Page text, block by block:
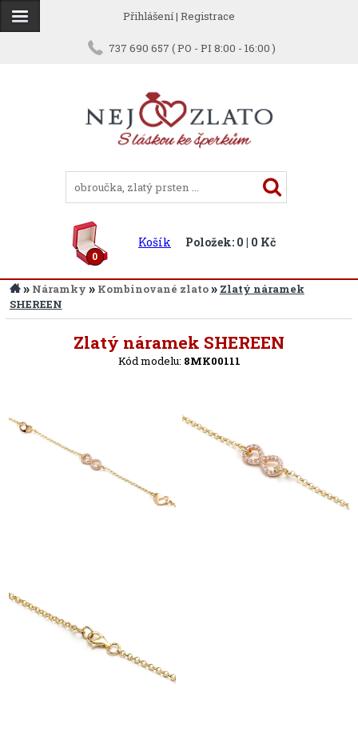
Přihlášení| Registrace
737 690 657 ( PO - PI 8:00 - 16:00 )
0
Košík Položek: 0 | 0 Kč
» Náramky » Kombinované zlato» Zlatý náramek
SHEREEN
Zlatý náramek SHEREEN
Kód modelu: 8MK00111